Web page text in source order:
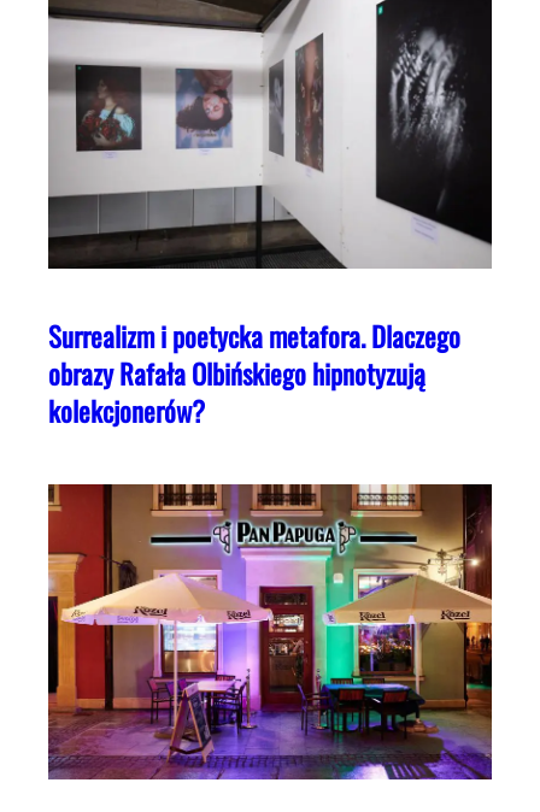
Surrealizm i poetycka metafora. Dlaczego
obrazy Rafała Olbińskiego hipnotyzują
kolekcjonerów?